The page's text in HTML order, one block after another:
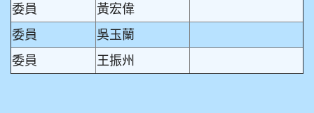
委員
黃宏偉
委員
吳玉蘭
委員
王振州